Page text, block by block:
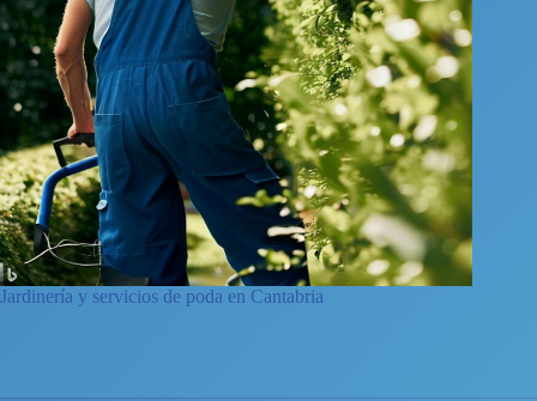
Jardinería y servicios de poda en Cantabria